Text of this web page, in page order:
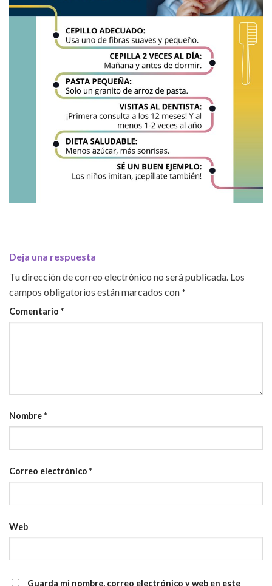
Deja una respuesta
Tu dirección de correo electrónico no será publicada. Los
campos obligatorios están marcados con*
Comentario *
Nombre*
Correo electrónico *
Web
Guarda mi nombre, correo electrónico y web en este